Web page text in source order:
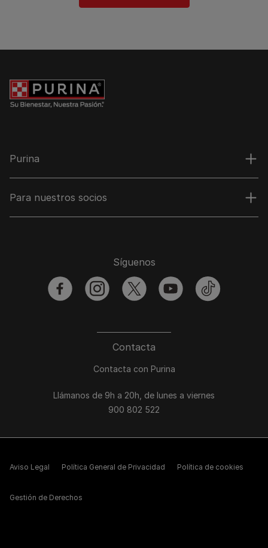
Purina
Para nuestros socios
Contacta
Contacta con Purina
Llámanos de 9h a 20h, de lunes a viernes
900 802 522
Síguenos
facebookinstagramtwitter youtubetiktok
Aviso Legal Política General de Privacidad Política de cookies
Gestión de Derechos